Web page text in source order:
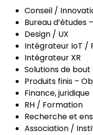
Conseil /
Bureau d’études
Design / UX
Intégrateur IoT /
Intégrateur XR
Solutions de
Produits finis –
Finance, juridique
RH / Formation
Recherche et
Association /